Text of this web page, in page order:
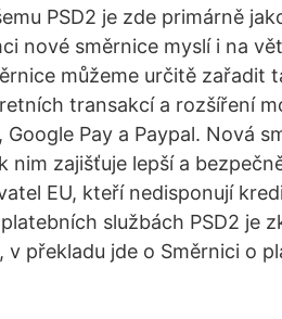
PSD2 je zde primárně
nové směrnice myslí i na
můžeme určitě zařadit
transakcí a rozšíření
Pay a Paypal. Nová
zajišťuje lepší a
EU, kteří nedisponují
službách PSD2 je
překladu jde o Směrnici o